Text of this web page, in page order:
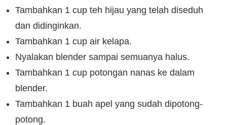
Tambahkan 1 cup teh hijau yang telah diseduh
dan didinginkan.
Tambahkan 1 cup air kelapa.
Nyalakan blender sampai semuanya halus.
Tambahkan 1 cup potongan nanas ke dalam
blender.
Tambahkan 1 buah apel yang sudah dipotong-
potong.